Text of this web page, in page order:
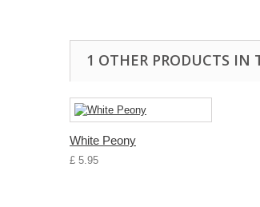
1 OTHER PRODUCTS IN
White Peony
£ 5.95